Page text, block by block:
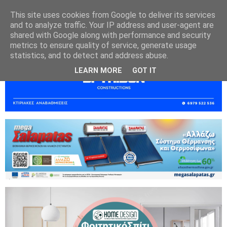
This site uses cookies from Google to deliver its services
and to analyze traffic. Your IP address and user-agent are
shared with Google along with performance and security
metrics to ensure quality of service, generate usage
statistics, and to detect and address abuse.
LEARN MORE GOT IT